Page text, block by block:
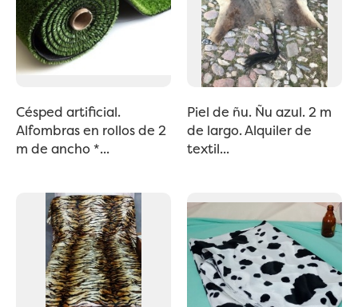
Césped artificial.
Alfombras en rollos de 2
m de ancho *...
Piel de ñu. Ñu azul. 2 m
de largo. Alquiler de
textil...